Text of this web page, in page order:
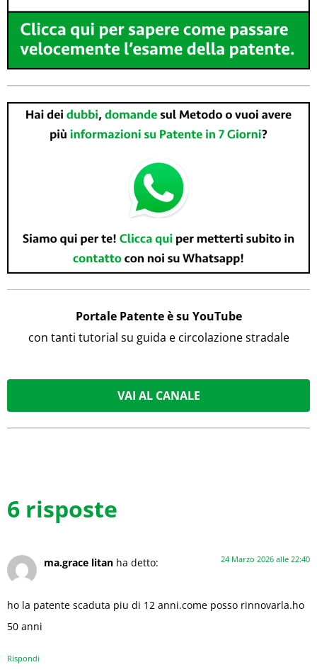
Portale Patente è su YouTube
con tanti tutorial su guida e circolazione stradale
VAI AL CANALE
6 risposte
ma.grace litan ha detto: 24 Marzo 2026 alle 22:40
ho la patente scaduta piu di 12 anni.come posso rinnovarla.ho
50 anni
Rispondi